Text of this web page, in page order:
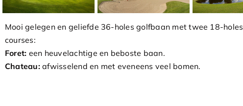
Mooi gelegen en geliefde 36-holes golfbaan met twee 18-holes
courses:
Foret: een heuvelachtige en beboste baan.
Chateau:afwisselend en met eveneens veel bomen.